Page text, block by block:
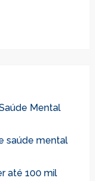
Mental
saúde mental
até 100 mil